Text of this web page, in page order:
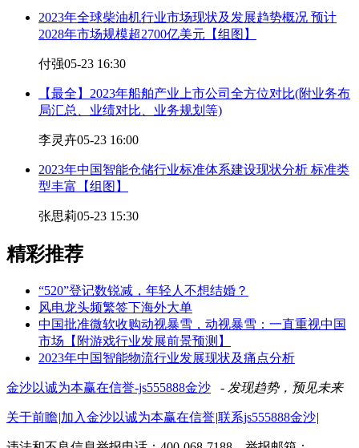
2023年全球柴油机行业市场现状及发展趋势概况 预计
2028年市场规模超2700亿美元【组图】
付强05-23 16:30
【最全】2023年船舶产业上市公司全方位对比(附业务布
局汇总、业绩对比、业务规划等)
李灵卉05-23 16:00
2023年中国智能仓储行业标准体系建设现状分析 标准类
型丰富【组图】
张思莉05-23 15:30
精彩推荐
“520”登记数锐减，年轻人不想结婚？
风电龙头频繁签下海外大单
中国批准微软收购动视暴雪，动视暴雪：一直重视中国
市场【附游戏行业发展前景预测】
2023年中国智能物流行业发展现状及痛点分析
金沙以诚为本赢在信誉-js555888金沙 - 发现趋势，预见未来
关于前瞻|加入金沙以诚为本赢在信誉|联系js555888金沙|